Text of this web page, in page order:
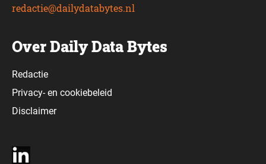
redactie@dailydatabytes.nl
Over Daily Data Bytes
Redactie
Privacy-en cookiebeleid
Disclaimer